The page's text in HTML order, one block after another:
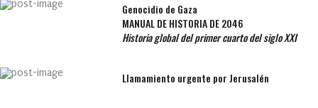
Genocidio de Gaza
MANUAL DE HISTORIA DE 2046
Historia global del primer cuarto del siglo XXI
Llamamiento urgente por Jerusalén